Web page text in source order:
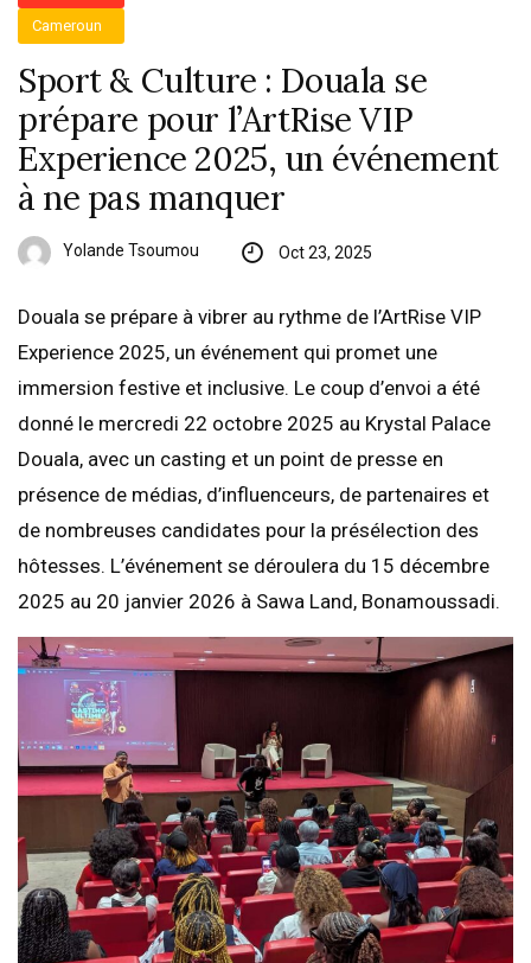
Cameroun
Sport & Culture : Douala se
prépare pour l’ArtRise VIP
Experience 2025, un événement
à ne pas manquer
Yolande Tsoumou Oct 23, 2025
Douala se prépare à vibrer au rythme de l’ArtRise VIP
Experience 2025, un événement qui promet une
immersion festive et inclusive. Le coup d’envoi a été
donné le mercredi 22 octobre 2025 au Krystal Palace
Douala, avec un casting et un point de presse en
présence de médias, d’influenceurs, de partenaires et
de nombreuses candidates pour la présélection des
hôtesses. L’événement se déroulera du 15 décembre
2025 au 20 janvier 2026 à Sawa Land, Bonamoussadi.